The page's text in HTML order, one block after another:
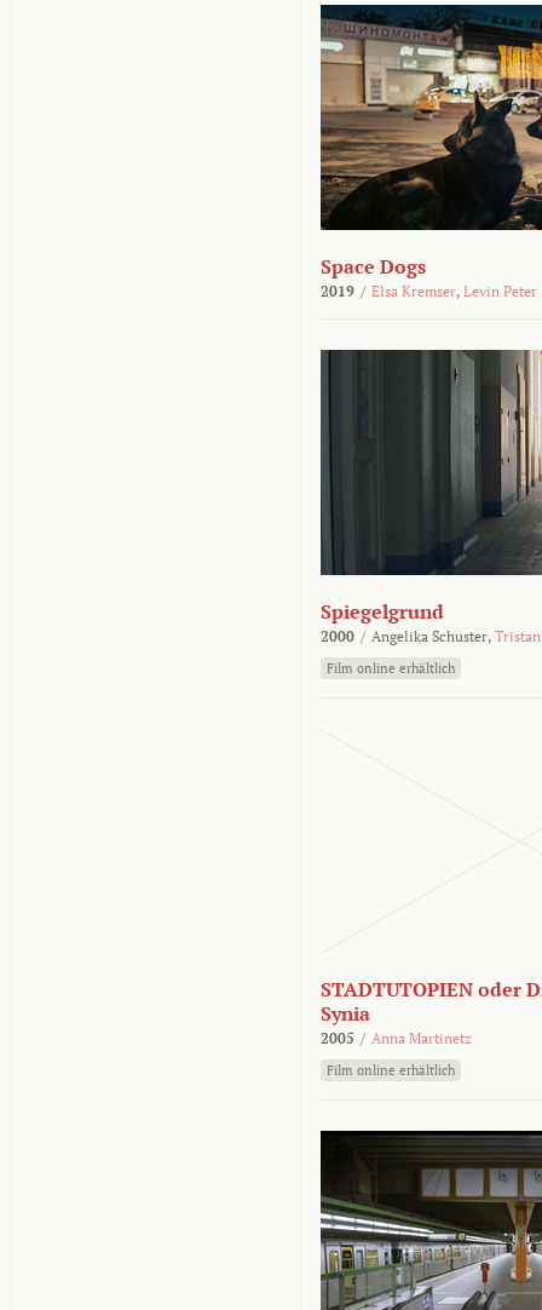
Space Dogs
2019 / Elsa Kremser, Levin Peter
Spiegelgrund
2000 / Angelika Schuster,
Film online erhältlich
STADTUTOPIEN oder
Synia
2005 / Anna Martinetz
Film online erhältlich